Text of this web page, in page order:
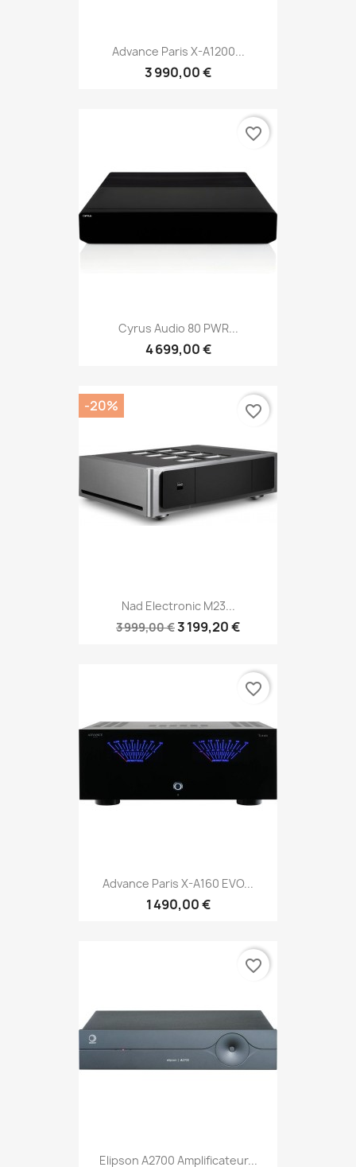
Advance Paris X-A1200...
3 990,00 €
Cyrus Audio 80 PWR...
4 699,00 €
favorite_border
Nad Electronic M23...
3 999,00 €3 199,20 €
-20% favorite_border
Advance Paris X-A160 EVO...
1 490,00 €
favorite_border
Elipson A2700 Amplificateur...
favorite_border